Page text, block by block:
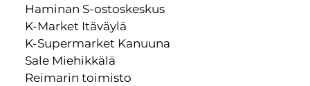
Haminan S-ostoskeskus
K-Market Itäväylä
K-Supermarket Kanuuna
Sale Miehikkälä
Reimarin toimisto